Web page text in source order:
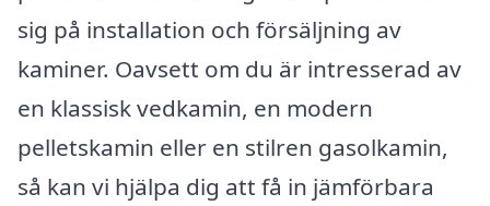
sig på installation och försäljning av
kaminer. Oavsett om du är intresserad av
en klassisk vedkamin, en modern
pelletskamin eller en stilren gasolkamin,
så kan vi hjälpa dig att få in jämförbara